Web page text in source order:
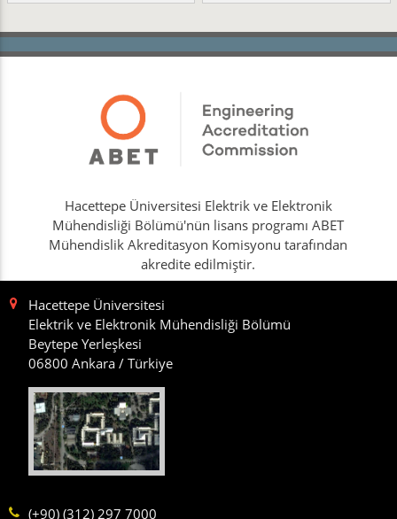
Hacettepe Üniversitesi Elektrik ve Elektronik
Mühendisliği Bölümü'nün lisans programı ABET
Mühendislik Akreditasyon Komisyonu tarafından
akredite edilmiştir.
Hacettepe Üniversitesi
Elektrik ve Elektronik Mühendisliği Bölümü
Beytepe Yerleşkesi
06800 Ankara / Türkiye
(+90) (312) 297 7000